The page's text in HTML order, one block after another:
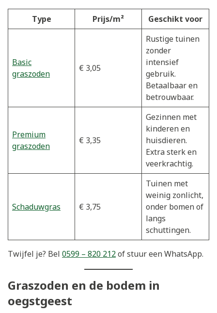
Type Prijs/m² Geschikt voor
Basic
graszoden
€ 3,05
Rustige tuinen
zonder
intensief
gebruik.
Betaalbaar en
betrouwbaar.
Premium
graszoden
€ 3,35
Gezinnen met
kinderen en
huisdieren.
Extra sterk en
veerkrachtig.
Schaduwgras € 3,75
Tuinen met
weinig zonlicht,
onder bomen of
langs
schuttingen.
Twijfel je? Bel 0599 – 820 212of stuur een WhatsApp.
Graszoden en de bodem in
oegstgeest